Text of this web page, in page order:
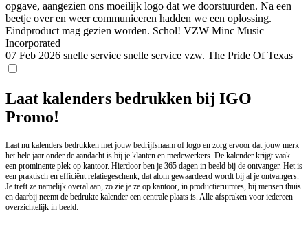
opgave, aangezien ons moeilijk logo dat we doorstuurden. Na een
beetje over en weer communiceren hadden we een oplossing.
Eindproduct mag gezien worden. Schol! VZW Minc Music
Incorporated
07 Feb 2026 snelle service snelle service vzw. The Pride Of Texas
Laat kalenders bedrukken bij IGO
Promo!
Laat nu kalenders bedrukken met jouw bedrijfsnaam of logo en zorg ervoor dat jouw merk
het hele jaar onder de aandacht is bij je klanten en medewerkers. De kalender krijgt vaak
een prominente plek op kantoor. Hierdoor ben je 365 dagen in beeld bij de ontvanger. Het is
een praktisch en efficiënt relatiegeschenk, dat alom gewaardeerd wordt bij al je ontvangers.
Je treft ze namelijk overal aan, zo zie je ze op kantoor, in productieruimtes, bij mensen thuis
en daarbij neemt de bedrukte kalender een centrale plaats is. Alle afspraken voor iedereen
overzichtelijk in beeld.